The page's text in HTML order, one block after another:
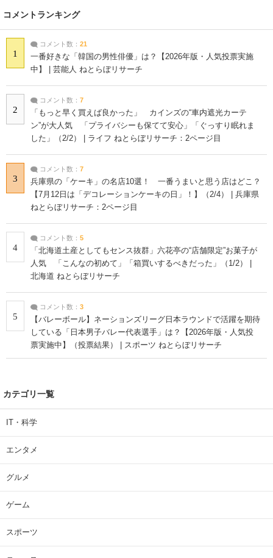
コメントランキング
1
コメント数： 21
一番好きな「韓国の男性俳優」は？【2026年版・人気投票実施
中】 | 芸能人 ねとらぼリサーチ
2
コメント数： 7
「もっと早く買えば良かった」 カインズの“車内遮光カーテ
ン”が大人気 「プライバシーも保てて安心」「ぐっすり眠れま
した」（2/2） | ライフ ねとらぼリサーチ：2ページ目
3
コメント数： 7
兵庫県の「ケーキ」の名店10選！ 一番うまいと思う店はどこ？
【7月12日は「デコレーションケーキの日」！】（2/4） | 兵庫県
ねとらぼリサーチ：2ページ目
4
コメント数： 5
「北海道土産としてもセンス抜群」六花亭の“店舗限定”お菓子が
人気 「こんなの初めて」「箱買いするべきだった」（1/2） |
北海道 ねとらぼリサーチ
5
コメント数： 3
【バレーボール】ネーションズリーグ日本ラウンドで活躍を期待
している「日本男子バレー代表選手」は？【2026年版・人気投
票実施中】（投票結果） | スポーツ ねとらぼリサーチ
カテゴリ一覧
IT・科学
エンタメ
グルメ
ゲーム
スポーツ